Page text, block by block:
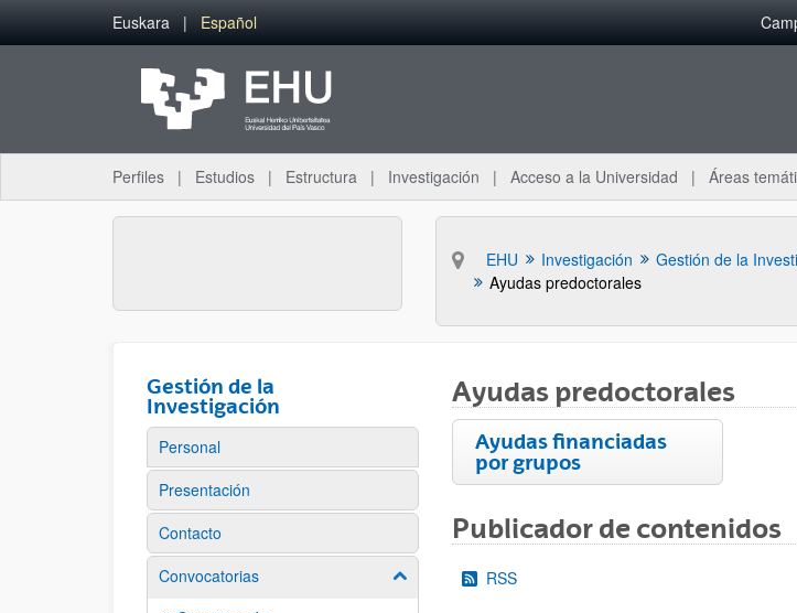
Saltar al contenido principal
Euskara Español
Perfiles Estudios Estructura Investigación Acceso a la Universidad Áreas
EHU Investigación Gestión de la
Ayudas predoctorales
Gestión de la
Investigación
Personal
Presentación
Contacto
Convocatorias
Mostrar/ocultar subpáginas
Ayudas predoctorales
Ayudas financiadas
por grupos
Publicador de contenidos
RSS